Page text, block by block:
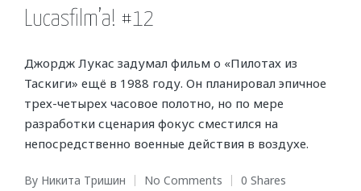
Lucasfilm’a! #12
Джордж Лукас задумал фильм о «Пилотах из
Таскиги» ещё в 1988 году. Он планировал эпичное
трех-четырех часовое полотно, но по мере
разработки сценария фокус сместился на
непосредственно военные действия в воздухе.
By Никита Тришин No Comments 0 Shares